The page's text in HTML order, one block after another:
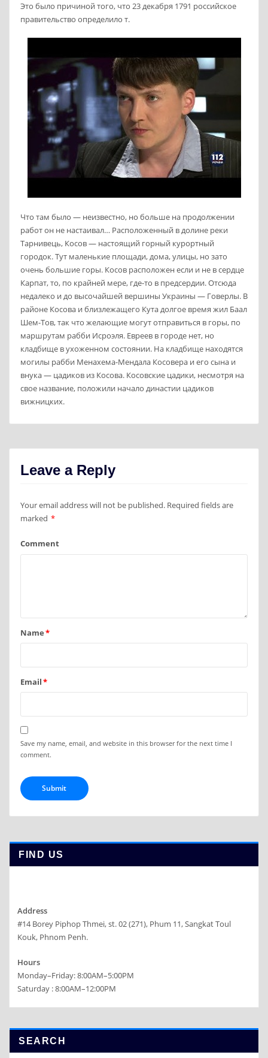
Это было причиной того, что 23 декабря 1791 российское
правительство определило т.
Что там было — неизвестно, но больше на продолжении
работ он не настаивал… Расположенный в долине реки
Тарнивець, Косов — настоящий горный курортный
городок. Тут маленькие площади, дома, улицы, но зато
очень большие горы. Косов расположен если и не в сердце
Карпат, то, по крайней мере, где-то в предсердии. Отсюда
недалеко и до высочайшей вершины Украины — Говерлы. В
районе Косова и близлежащего Кута долгое время жил Баал
Шем-Тов, так что желающие могут отправиться в горы, по
маршрутам рабби Исроэля. Евреев в городе нет, но
кладбище в ухоженном состоянии. На кладбище находятся
могилы рабби Менахема-Мендала Косовера и его сына и
внука — цадиков из Косова. Косовские цадики, несмотря на
свое название, положили начало династии цадиков
вижницких.
Leave a Reply
Your email address will not be published. Required fields are
marked *
Comment
Name*
Email*
Save my name, email, and website in this browser for the next time I
comment.
FIND US
Address
#14 Borey Piphop Thmei, st. 02 (271), Phum 11, Sangkat Toul
Kouk, Phnom Penh.
Hours
Monday–Friday: 8:00AM–5:00PM
Saturday : 8:00AM–12:00PM
SEARCH